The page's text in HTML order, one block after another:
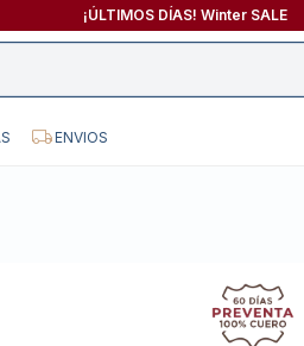
¡ÚLTIMOS DÍAS! Winter SALE
ENVIOS